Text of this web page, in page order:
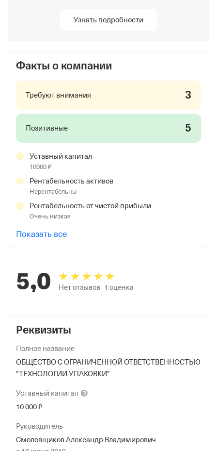
Реквизиты
Полное название
ОБЩЕСТВО С ОГРАНИЧЕННОЙ ОТВЕТСТВЕННОСТЬЮ
"ТЕХНОЛОГИИ УПАКОВКИ"
Уставный капитал
10 000 ₽
Руководитель
Смоловщиков Александр Владимирович
Узнать подробности
Факты о компании
Требуют внимания 3
Позитивные 5
Уставный капитал
10000 ₽
Рентабельность активов
Нерентабельны
Рентабельность от чистой прибыли
Очень низкая
Показать все
5,0 Нет отзывов 1 оценка